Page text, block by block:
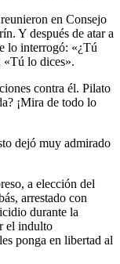
en Consejo
Y después de atar a
lo interrogó: «¿Tú
«Tú lo dices».
contra él. Pilato
¡Mira de todo lo
dejó muy admirado
a elección del
arrestado con
durante la
el indulto
ponga en libertad al